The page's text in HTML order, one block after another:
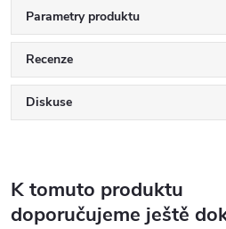
Parametry produktu
Recenze
Diskuse
K tomuto produktu
doporučujeme ještě